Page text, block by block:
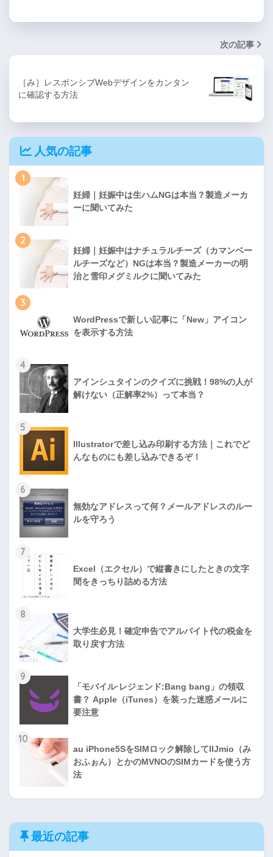
次の記事
［み］レスポンシブWebデザインをカンタン
に確認する方法
人気の記事
1
妊婦｜妊娠中は生ハムNGは本当？製造メーカ
ーに聞いてみた
2
妊婦｜妊娠中はナチュラルチーズ（カマンベー
ルチーズなど）NGは本当？製造メーカーの明
治と雪印メグミルクに聞いてみた
3
WordPressで新しい記事に「New」アイコン
を表示する方法
4
アインシュタインのクイズに挑戦！98%の人が
解けない（正解率2%）って本当？
5
Illustratorで差し込み印刷する方法｜これでど
んなものにも差し込みできるぞ！
6
無効なアドレスって何？メールアドレスのルー
ルを守ろう
7
Excel（エクセル）で縦書きにしたときの文字
間をきっちり詰める方法
8
大学生必見！確定申告でアルバイト代の税金を
取り戻す方法
9
「モバイル·レジェンド:Bang bang」の領収
書？ Apple（iTunes）を装った迷惑メールに
要注意
10
au iPhone5SをSIMロック解除してIIJmio（み
おふぉん）とかのMVNOのSIMカードを使う方
法
最近の記事